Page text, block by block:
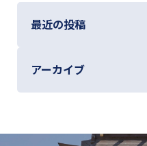
最近の投稿
アーカイブ